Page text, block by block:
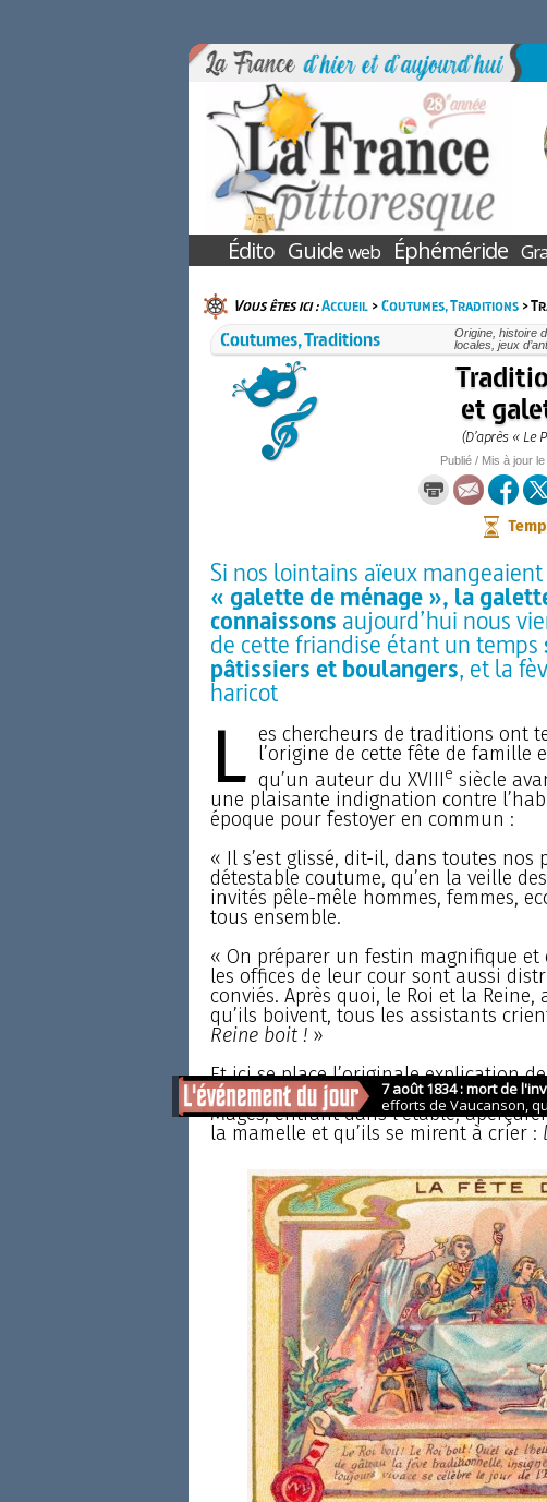
Édito Guideweb Éphéméride
Vous êtes ici :Accueil>Coutumes, Traditions>
Coutumes, Traditions
Origine, histoire
locales, jeux
et
(D’après « Le
Publié / Mis à jour le
Si nos lointains aïeux
« galette de ménage », la
connaissons aujourd’hui nous
de cette friandise étant un temps
pâtissiers et boulangers, et la
haricot
L es chercheurs de traditions ont
l’origine de cette fête de famille
qu’un auteur du XVIIIe siècle
une plaisante indignation contre
époque pour festoyer en commun :
« Il s’est glissé, dit-il, dans toutes nos
détestable coutume, qu’en la veille
invités pêle-mêle hommes, femmes,
tous ensemble.
« On préparer un festin magnifique
les offices de leur cour sont aussi
conviés. Après quoi, le Roi et la
qu’ils boivent, tous les assistants
Reine boit !»
Et ici se place l’originale explication
il, ont accoutumé d’apporter, pour
Mages, entrant dans l’étable,
la mamelle et qu’ils se mirent à crier :